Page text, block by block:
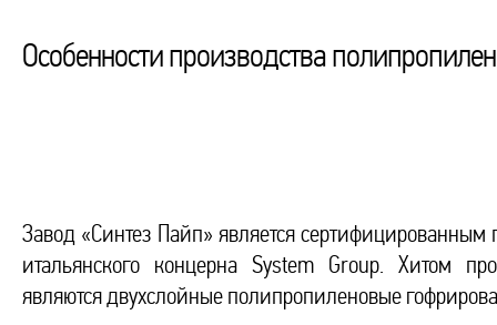
Особенности производства
Завод «Синтез Пайп» является
итальянского концерна System Group. Хитом
являются двухслойные полипропиленовые